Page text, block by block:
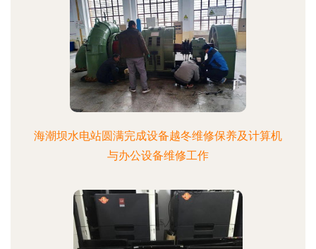
海潮坝水电站圆满完成设备越冬维修保养及计算机
与办公设备维修工作